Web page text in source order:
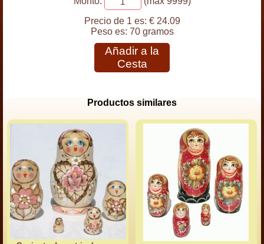
Precio de 1 es: € 24.09
Peso es: 70 gramos
Añadir a la
Cesta
Productos similares